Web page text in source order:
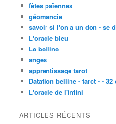
fêtes païennes
géomancie
savoir si l'on a un don - se
L'oracle bleu
Le belline
anges
apprentissage tarot
Datation belline - tarot - - 32
L'oracle de l'infini
ARTICLES RÉCENTS